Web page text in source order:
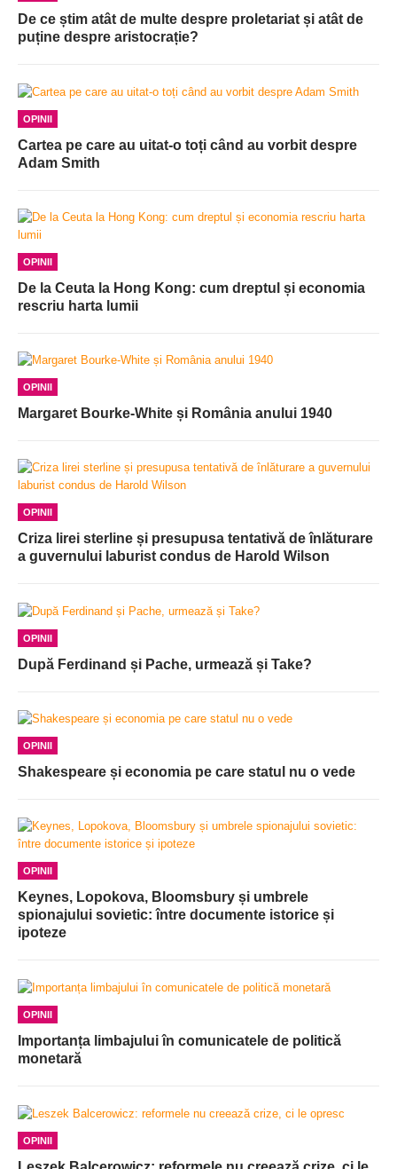
De ce știm atât de multe despre proletariat și atât de
puține despre aristocrație?
OPINII
Cartea pe care au uitat-o toți când au vorbit despre
Adam Smith
OPINII
De la Ceuta la Hong Kong: cum dreptul și economia
rescriu harta lumii
OPINII
Margaret Bourke-White și România anului 1940
OPINII
Criza lirei sterline și presupusa tentativă de înlăturare
a guvernului laburist condus de Harold Wilson
OPINII
După Ferdinand și Pache, urmează și Take?
OPINII
Shakespeare și economia pe care statul nu o vede
OPINII
Keynes, Lopokova, Bloomsbury și umbrele
spionajului sovietic: între documente istorice și
ipoteze
OPINII
Importanța limbajului în comunicatele de politică
monetară
OPINII